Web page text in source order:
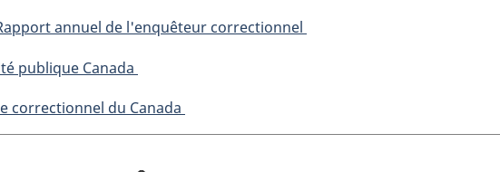
annuel de l'enquêteur correctionnel
publique Canada
correctionnel du Canada